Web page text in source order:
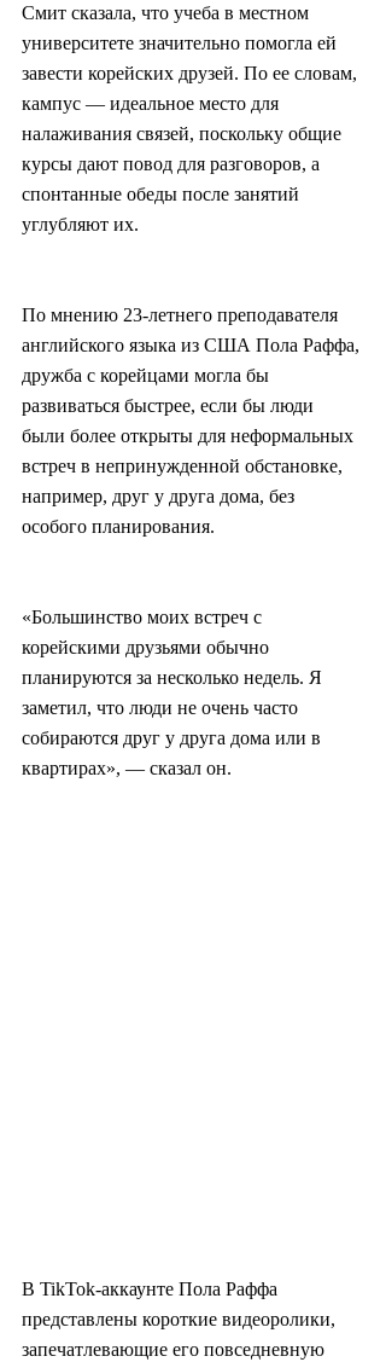
Смит сказала, что учеба в местном
университете значительно помогла ей
завести корейских друзей. По ее словам,
кампус — идеальное место для
налаживания связей, поскольку общие
курсы дают повод для разговоров, а
спонтанные обеды после занятий
углубляют их.
По мнению 23-летнего преподавателя
английского языка из США Пола Раффа,
дружба с корейцами могла бы
развиваться быстрее, если бы люди
были более открыты для неформальных
встреч в непринужденной обстановке,
например, друг у друга дома, без
особого планирования.
«Большинство моих встреч с
корейскими друзьями обычно
планируются за несколько недель. Я
заметил, что люди не очень часто
собираются друг у друга дома или в
квартирах», — сказал он.
В TikTok-аккаунте Пола Раффа
представлены короткие видеоролики,
запечатлевающие его повседневную